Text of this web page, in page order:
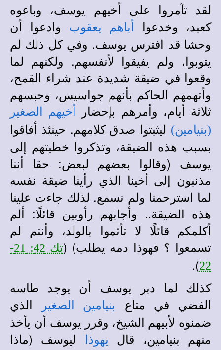
لقد تآمروا على أخيهم يوسف، وباعوه
كعبد، وخدعوا
أباهم يعقوب
وادعوا أن
وحشا قد افترس يوسف. وفي كل ذلك لم
يتوبوا، ولم يفيقوا لأنفسهم. ولكنهم لما
وقعوا في ضيقة شديدة عند شراء القمح،
وأتهمهم الحاكم بأنهم جواسيس، وحبسهم
ثلاثة أيام، وأمرهم بإحضار
أخيهم الصغير
(بنيامين) ليثبتوا صدق كلامهم. حينئذ أفاقوا
بسبب هذه الضيقة، وتذكروا خطيتهم إلى
يوسف (وقالوا بعضهم لبعض: حقا أننا
مذنبون إلى أخينا الذي رأينا ضيقة نفسه
لما استرحمنا ولم نسمع. لذلك جاءت علينا
هذه الضيقة.. وأجابهم رأوبين قائلًا: ألم
أكلمكم قائلًا لا تأثموا بالولد، وأنتم لم
تسمعوا ؟ فهوذا دمه يطلب) (
تك 42: 21-
22
).
كذلك لما دبر يوسف أن يوجد طاسه
الفضي في متاع
بنيامين الصغير
الذي
ضمنوه لأبيهم الشيخ، وقرر يوسف أن يأخذ
منهم بنيامين، قال
يهوذا
ليوسف (ماذا